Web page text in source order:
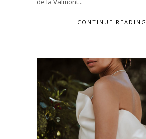
de la Valmont...
CONTINUE READING